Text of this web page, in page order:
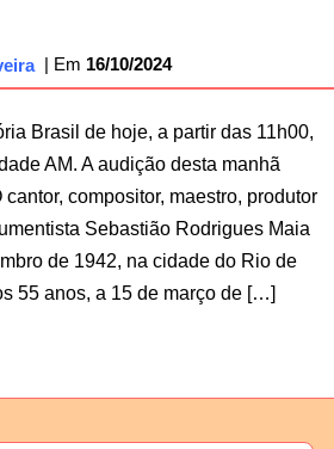
16/10/2024
Brasil de hoje, a partir das 11h00,
AM. A audição desta manhã
compositor, maestro, produtor
Sebastião Rodrigues Maia
de 1942, na cidade do Rio de
55 anos, a 15 de março de […]